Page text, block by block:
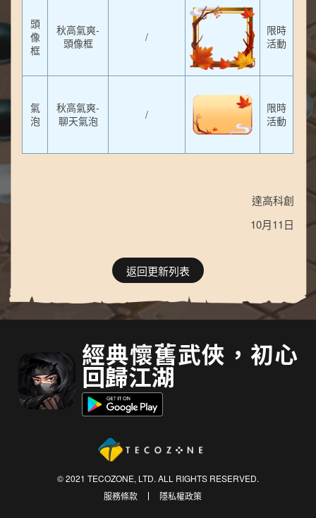
頭
像
框
秋高氣爽-
頭像框
/
限時
活動
氣
泡
秋高氣爽-
聊天氣泡
/
限時
活動
達高科創
10月11日
返回更新列表
經典懷舊武俠，初心
回歸江湖
© 2021 TECOZONE, LTD. ALL RIGHTS RESERVED.
服務條款
隱私權政策